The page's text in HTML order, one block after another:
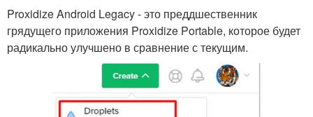
Proxidize Android Legacy - это преддшественник
грядущего приложения Proxidize Portable, которое будет
радикально улучшено в сравнение с текущим.